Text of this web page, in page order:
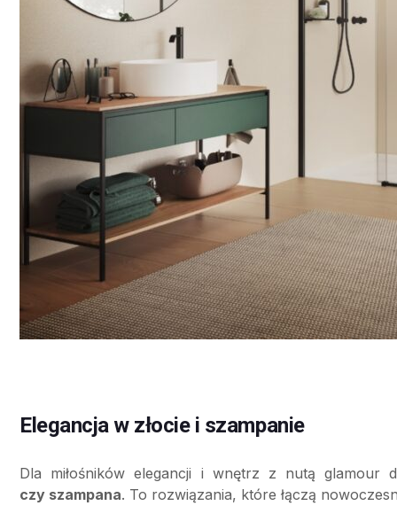
Elegancja w złocie i szampanie
Dla miłośników elegancji i wnętrz z nutą
czy szampana. To rozwiązania, które łączą